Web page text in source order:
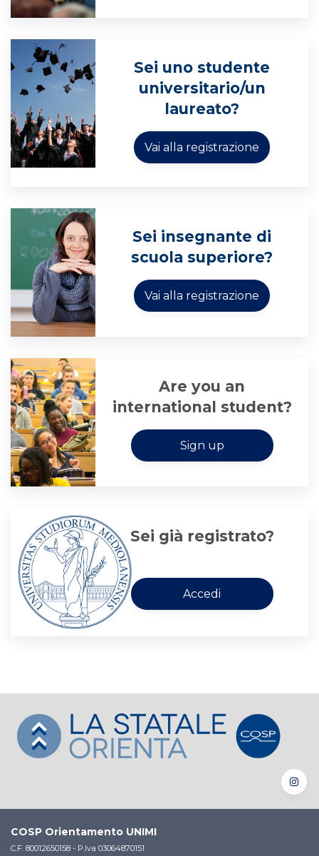
Sei uno studente
universitario/un
laureato?
Sei insegnante di
scuola superiore?
Are you an
international student?
Sei già registrato?
COSP Orientamento UNIMI
C.F. 80012650158 - P.Iva 03064870151